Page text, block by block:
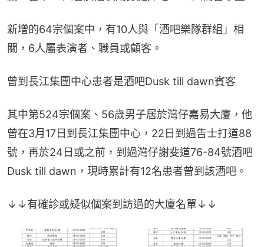
新增的64宗個案中，有10人與「酒吧樂隊群組」相
關，6人屬表演者、職員或顧客。
曾到長江集團中心患者是酒吧Dusk till dawn賓客
其中第524宗個案、56歲男子居於灣仔嘉易大廈，他
曾在3月17日到長江集團中心，22日到過告士打道88
號，再於24日或之前，到過灣仔謝斐道76-84號酒吧
Dusk till dawn，現時累計有12名患者曾到該酒吧。
↓↓有確診或疑似個案到訪過的大廈名單↓↓